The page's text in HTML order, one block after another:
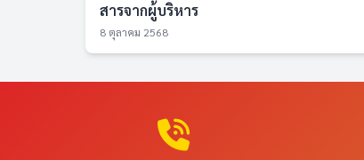
สารจากผู้บริหาร
8 ตุลาคม 2568